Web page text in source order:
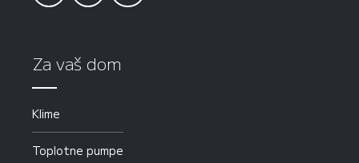
Za vaš dom
Klime
Toplotne pumpe